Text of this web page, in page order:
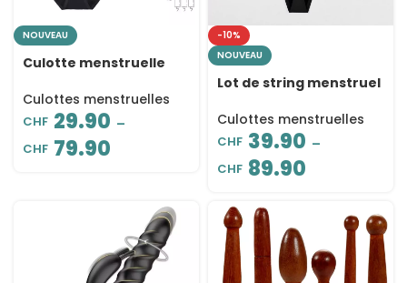
NOUVEAU
Culotte menstruelle
couches – Taille mi-
haute
Culottes menstruelles
CHF 29.90 –
CHF 79.90
-10%
NOUVEAU
Lot de string menstruel
réutilisable – Flux léger
Culottes menstruelles
CHF 39.90 –
CHF 89.90